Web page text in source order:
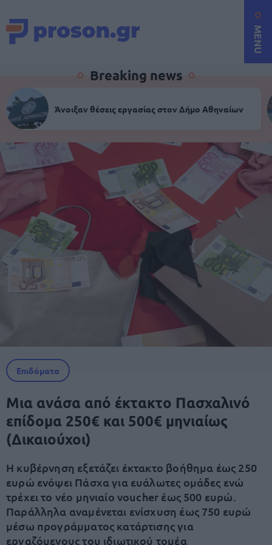
MENU
Breaking news
Άνοιξαν θέσεις εργασίας στον Δήμο Αθηναίων
Επιδόματα
Μια ανάσα από έκτακτο Πασχαλινό
επίδομα 250€ και 500€ μηνιαίως
(Δικαιούχοι)
Η κυβέρνηση εξετάζει έκτακτο βοήθημα έως 250
ευρώ ενόψει Πάσχα για ευάλωτες ομάδες ενώ
τρέχει το νέο μηνιαίο voucher έως 500 ευρώ.
Παράλληλα αναμένεται ενίσχυση έως 750 ευρώ
μέσω προγράμματος κατάρτισης για
εργαζόμενους του ιδιωτικού τομέα